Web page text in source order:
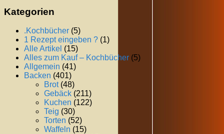
Kategorien
.Kochbücher (5)
1 Rezept eingeben ? (1)
Alle Artikel (15)
Alles zum Kauf – Kochbücher (5)
Allgemein (41)
Backen (401)
Brot(48)
Gebäck (211)
Kuchen (122)
Teig (30)
Torten (52)
Waffeln (15)